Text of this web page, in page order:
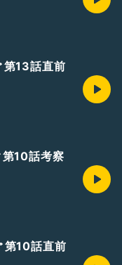
13話直前
10話考察
10話直前